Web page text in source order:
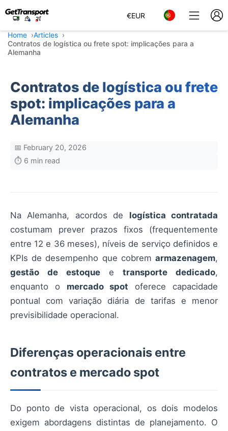
€EUR
Home
Articles
Contratos de logística ou frete spot: implicações para a
Alemanha
Contratos de logística ou frete
spot: implicações para a
Alemanha
📅 February 20, 2026
⏱️ 6 min read
Na Alemanha, acordos de logística contratada
costumam prever prazos fixos (frequentemente
entre 12 e 36 meses), níveis de serviço definidos e
KPIs de desempenho que cobrem armazenagem,
gestão de estoque e transporte dedicado,
enquanto o mercado spot oferece capacidade
pontual com variação diária de tarifas e menor
previsibilidade operacional.
Diferenças operacionais entre
contratos e mercado spot
Do ponto de vista operacional, os dois modelos
exigem abordagens distintas de planejamento. O